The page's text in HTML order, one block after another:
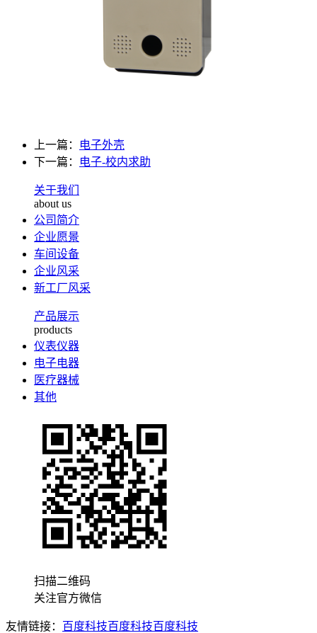
上一篇：
电子外壳
下一篇：
电子-校内求助
关于我们
about us
公司简介
企业愿景
车间设备
企业风采
新工厂风采
产品展示
products
仪表仪器
电子电器
医疗器械
其他
扫描二维码
关注官方微信
友情链接： 百度科技百度科技百度科技